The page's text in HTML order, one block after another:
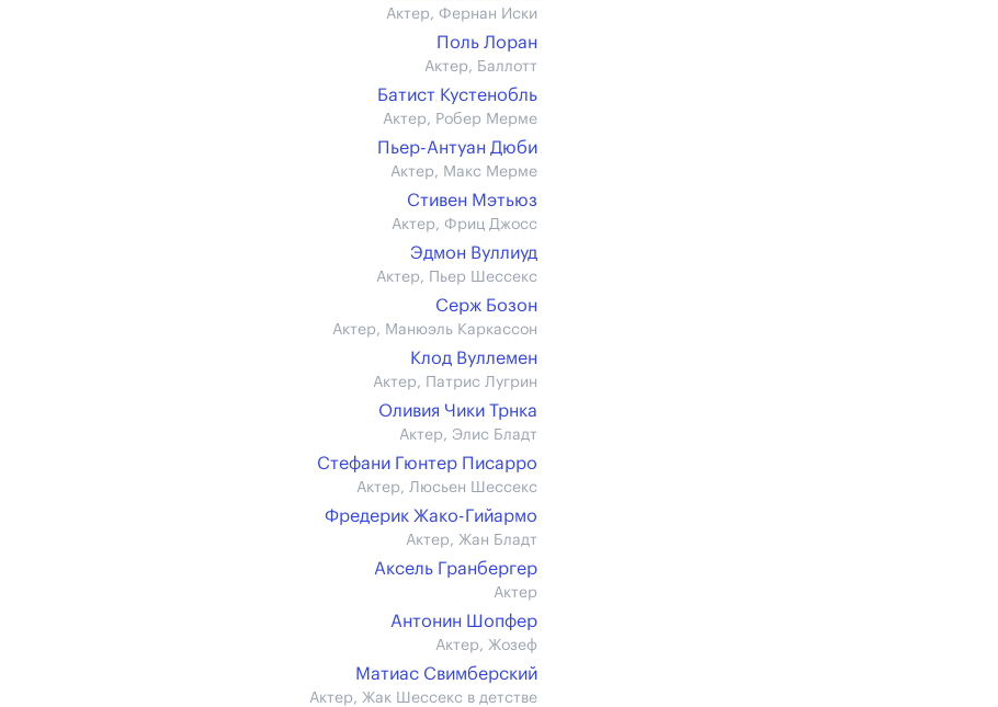
Актер, Фернан Иски
Поль Лоран
Актер, Баллотт
Батист Кустенобль
Актер, Робер Мерме
Пьер-Антуан Дюби
Актер, Макс Мерме
Стивен Мэтьюз
Актер, Фриц Джосс
Эдмон Вуллиуд
Актер, Пьер Шессекс
Серж Бозон
Актер, Манюэль Каркассон
Клод Вуллемен
Актер, Патрис Лугрин
Оливия Чики Трнка
Актер, Элис Бладт
Стефани Гюнтер Писарро
Актер, Люсьен Шессекс
Фредерик Жако-Гийармо
Актер, Жан Бладт
Аксель Гранбергер
Актер
Антонин Шопфер
Актер, Жозеф
Матиас Свимберский
Актер, Жак Шессекс в детстве